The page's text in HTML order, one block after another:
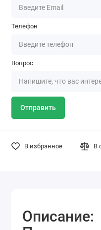
Телефон
Вопрос
Отправить
В избранное В
Описание: